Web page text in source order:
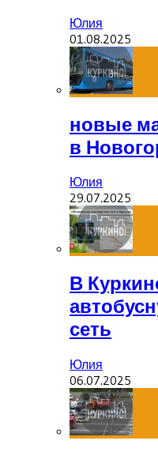
Юлия
01.08.2025
новые
в
Юлия
29.07.2025
В
сеть
Юлия
06.07.2025